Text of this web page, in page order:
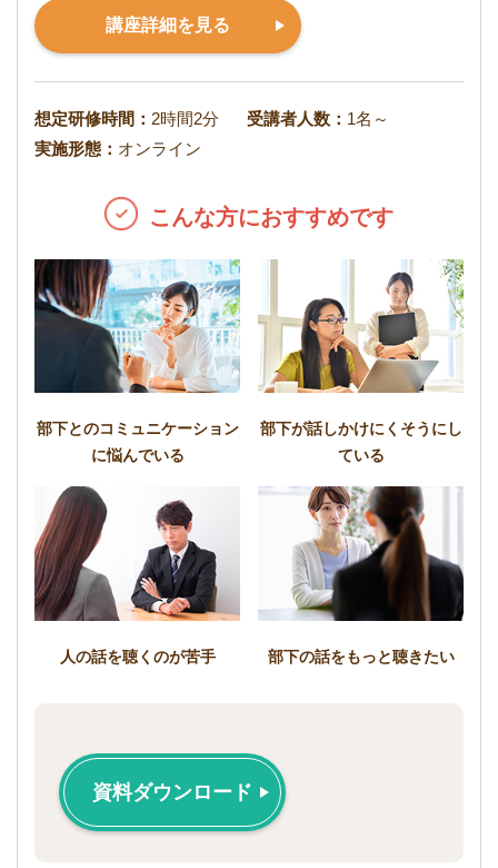
講座詳細を見る
想定研修時間： 2時間2分 受講者人数： 1名～
実施形態： オンライン
こんな方におすすめです
部下とのコミュニケーション
に悩んでいる
部下が話しかけにくそうにし
ている
人の話を聴くのが苦手 部下の話をもっと聴きたい
資料ダウンロード